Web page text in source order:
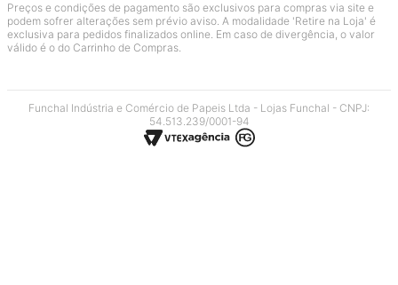
Preços e condições de pagamento são exclusivos para compras via site e
podem sofrer alterações sem prévio aviso. A modalidade 'Retire na Loja' é
exclusiva para pedidos finalizados online. Em caso de divergência, o valor
válido é o do Carrinho de Compras.
Funchal Indústria e Comércio de Papeis Ltda - Lojas Funchal - CNPJ:
54.513.239/0001-94